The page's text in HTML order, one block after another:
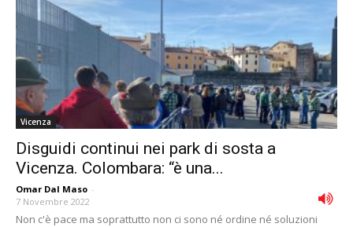
Vicenza
Disguidi continui nei park di sosta a
Vicenza. Colombara: “è una...
Omar Dal Maso -
7 Novembre 2022
Non c'è pace ma soprattutto non ci sono né ordine né soluzioni